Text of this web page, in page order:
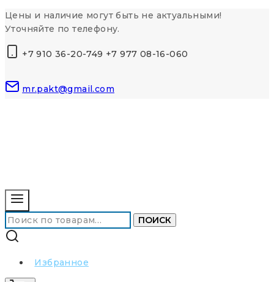
Перейти
к
Цены и наличие могут быть не актуальными!
Уточняйте по телефону.
+7 910 36-20-749 +7 977 08-16-060
mr.pakt@gmail.com
Искать: ПОИСК
Избранное